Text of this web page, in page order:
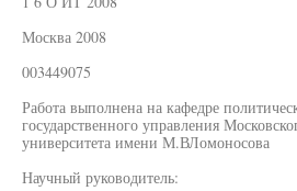
Москва 2008
003449075
Работа выполнена на кафедре
государственного управления
университета имени М.ВЛомоносова
Научный руководитель: